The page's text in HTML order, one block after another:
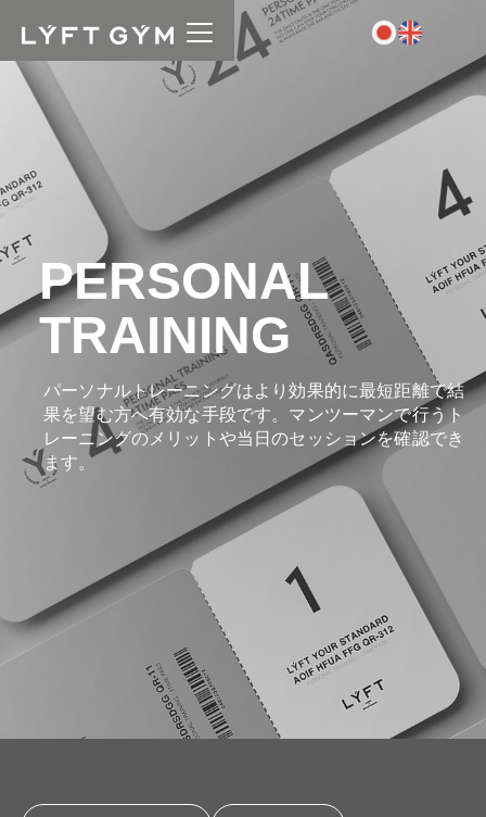
PERSONAL
TRAINING
パーソナルトレーニングはより効果的に最短距離で結
果を望む方へ有効な手段です。マンツーマンで行うト
レーニングのメリットや当日のセッションを確認でき
ます。